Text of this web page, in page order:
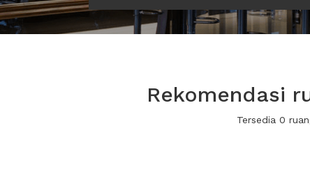
Rekomendasi
Tersedia 0